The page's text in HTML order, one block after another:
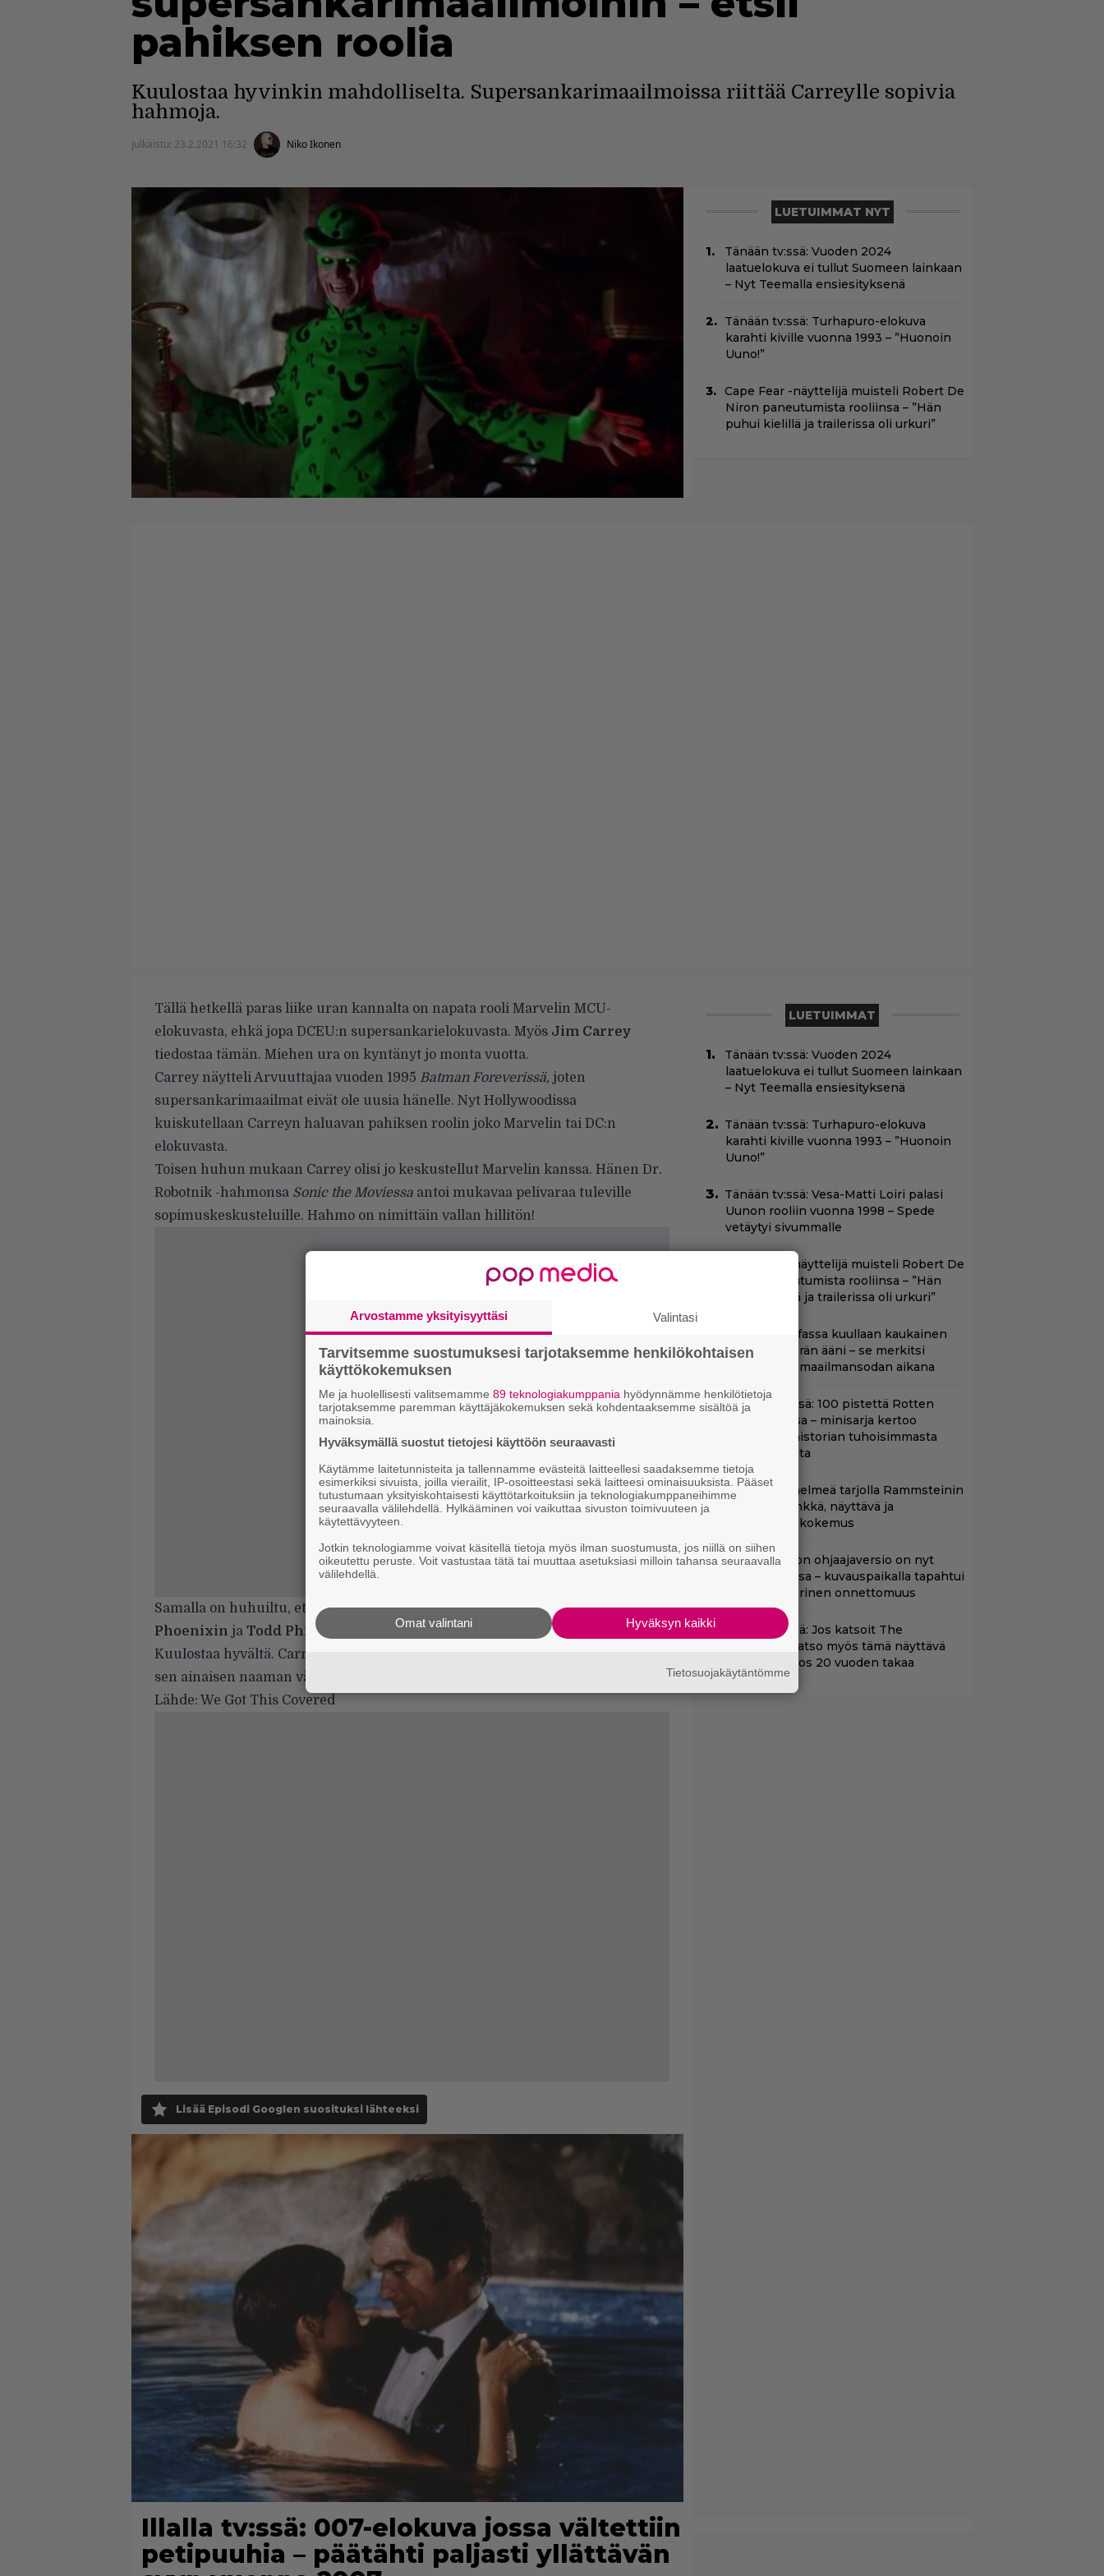
pahiksen roolia
Kuulostaa hyvinkin mahdolliselta. Supersankarimaailmoissa riittää Carreylle sopivia
hahmoja.
Julkaistu: 23.2.2021 16:32 Niko Ikonen
LUETUIMMAT NYT
Tänään tv:ssä: Vuoden 2024
laatuelokuva ei tullut Suomeen lainkaan
– Nyt Teemalla ensiesityksenä
Tänään tv:ssä: Turhapuro-elokuva
karahti kiville vuonna 1993 – ”Huonoin
Uuno!”
Cape Fear -näyttelijä muisteli Robert De
Niron paneutumista rooliinsa – ”Hän
puhui kielillä ja trailerissa oli urkuri”
Tällä hetkellä paras liike uran kannalta on napata rooli Marvelin MCU-
elokuvasta, ehkä jopa DCEU:n supersankarielokuvasta. Myös Jim Carrey
tiedostaa tämän. Miehen ura on kyntänyt jo monta vuotta.
Carrey näytteli Arvuuttajaa vuoden 1995 Batman Foreverissä, joten
supersankarimaailmat eivät ole uusia hänelle. Nyt Hollywoodissa
kuiskutellaan Carreyn haluavan pahiksen roolin joko Marvelin tai DC:n
elokuvasta.
Toisen huhun mukaan Carrey olisi jo keskustellut Marvelin kanssa. Hänen Dr.
Robotnik -hahmonsa Sonic the Moviessa antoi mukavaa pelivaraa tuleville
sopimuskeskusteluille. Hahmo on nimittäin vallan hillitön!
Samalla on huhuiltu, että Carrey olisi Jokerin vanhempi versioJoaquin
Phoenixin ja Todd Phillipsin
-maailmassa.
Kuulostaa hyvältä. Carrey osaa nimittäin myös esittää hyvin pimeää hahmoa
sen ainaisen naaman vääntelyn sijaan.
Lähde: We Got This Covered
Lisää Episodi Googlen suosituksi lähteeksi
Illalla tv:ssä: 007-elokuva jossa vältettiin
petipuuhia – päätähti paljasti yllättävän
LUETUIMMAT
Tänään tv:ssä: Vuoden 2024
laatuelokuva ei tullut Suomeen lainkaan
– Nyt Teemalla ensiesityksenä
Tänään tv:ssä: Turhapuro-elokuva
karahti kiville vuonna 1993 – ”Huonoin
Uuno!”
Tänään tv:ssä: Vesa-Matti Loiri palasi
Uunon rooliin vuonna 1998 – Spede
vetäytyi sivummalle
Cape Fear -näyttelijä muisteli Robert De
Niron paneutumista rooliinsa – ”Hän
puhui kielillä ja trailerissa oli urkuri”
Illan natsileffassa kuullaan kaukainen
moottoripyörän ääni – se merkitsi
kuolemaa 2. maailmansodan aikana
Nyt Netflixissä: 100 pistettä Rotten
Tomatoesissa – minisarja kertoo
Britannian historian tuhoisimmasta
terrori-iskusta
Suoratoistohelmeä tarjolla Rammsteinin
faneille – synkkä, näyttävä ja
satumainen kokemus
Scifi-klassikon ohjaajaversio on nyt
suoratoistossa – kuvauspaikalla tapahtui
kauhea ja verinen onnettomuus
Tänään tv:ssä: Jos katsoit The
Odysseyn, katso myös tämä näyttävä
toimintaeepos 20 vuoden takaa
Arvostamme yksityisyyttäsi Valintasi
Tarvitsemme suostumuksesi tarjotaksemme henkilökohtaisen
käyttökokemuksen
Me ja huolellisesti valitsemamme 89 teknologiakumppania hyödynnämme henkilötietoja
tarjotaksemme paremman käyttäjäkokemuksen sekä kohdentaaksemme sisältöä ja
mainoksia.
Hyväksymällä suostut tietojesi käyttöön seuraavasti
Käytämme laitetunnisteita ja tallennamme evästeitä laitteellesi saadaksemme tietoja
esimerkiksi sivuista, joilla vierailit, IP-osoitteestasi sekä laitteesi ominaisuuksista. Pääset
tutustumaan yksityiskohtaisesti käyttötarkoituksiin ja teknologiakumppaneihimme
seuraavalla välilehdellä. Hylkääminen voi vaikuttaa sivuston toimivuuteen ja
käytettävyyteen.
Jotkin teknologiamme voivat käsitellä tietoja myös ilman suostumusta, jos niillä on siihen
oikeutettu peruste. Voit vastustaa tätä tai muuttaa asetuksiasi milloin tahansa seuraavalla
välilehdellä.
Hyväksyn kaikki
Omat valintani
Tietosuojakäytäntömme